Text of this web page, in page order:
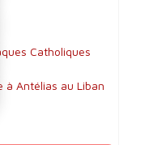
Catholiques
à Antélias au Liban